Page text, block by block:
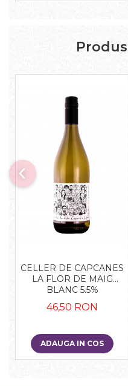
CELLER DE CAPCANES
LA FLOR DE MAIG
BLANC 5.5%
46,50 RON
ADAUGA IN COS